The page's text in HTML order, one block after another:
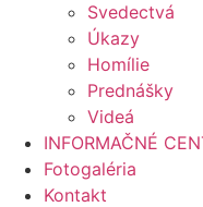
Svedectvá
Úkazy
Homílie
Prednášky
Videá
INFORMAČNÉ
Fotogaléria
Kontakt